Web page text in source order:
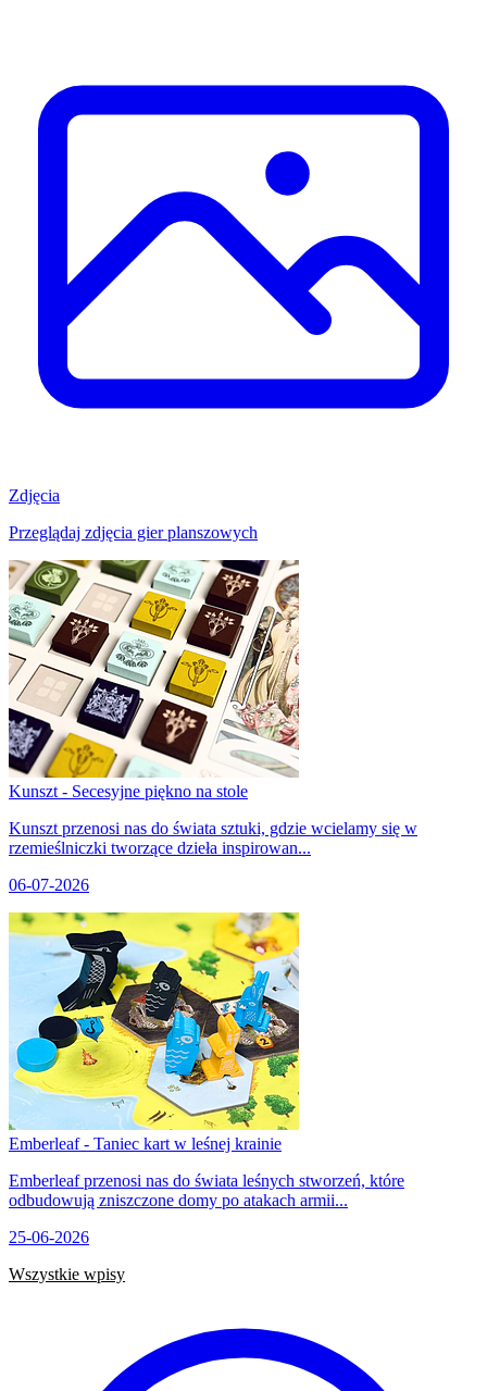
Zdjęcia
Przeglądaj zdjęcia gier planszowych
Kunszt - Secesyjne piękno na stole
Kunszt przenosi nas do świata sztuki, gdzie wcielamy się w
rzemieślniczki tworzące dzieła inspirowan...
06-07-2026
Emberleaf - Taniec kart w leśnej krainie
Emberleaf przenosi nas do świata leśnych stworzeń, które
odbudowują zniszczone domy po atakach armii...
25-06-2026
Wszystkie wpisy